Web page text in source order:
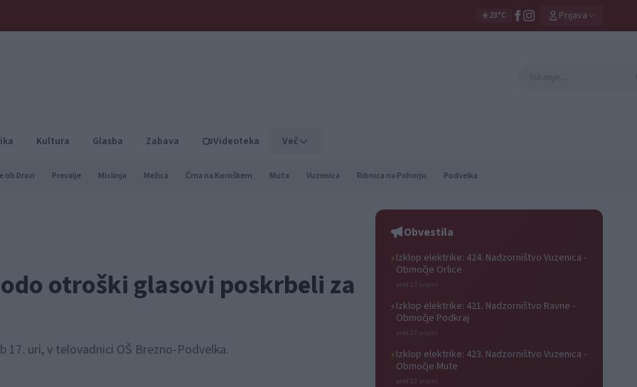
☀️23°C Prijava
Kultura Glasba Zabava Videoteka Več
ob Dravi Prevalje Mislinja Mežica Črna na Koroškem Muta Vuzenica Ribnica na Pohorju Podvelka
otroški glasovi poskrbeli za
17. uri, v telovadnici OŠ Brezno-Podvelka.
Obvestila
⚡Izklop elektrike: 424. Nadzorništvo Vuzenica -
Območje Orlice
pred 23 urami
⚡Izklop elektrike: 421. Nadzorništvo Ravne -
Območje Podkraj
pred 23 urami
⚡Izklop elektrike: 423. Nadzorništvo Vuzenica -
Območje Mute
pred 23 urami